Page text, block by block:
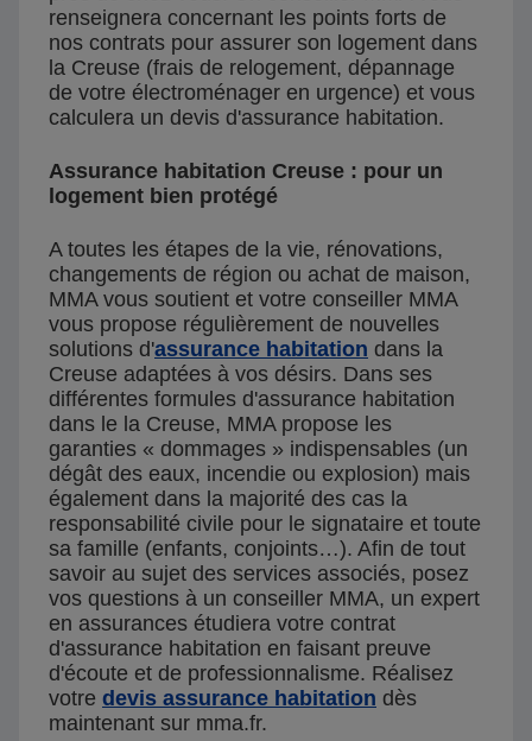
renseignera concernant les points forts de
nos contrats pour assurer son logement dans
la Creuse (frais de relogement, dépannage
de votre électroménager en urgence) et vous
calculera un devis d'assurance habitation.
Assurance habitation Creuse : pour un
logement bien protégé
A toutes les étapes de la vie, rénovations,
changements de région ou achat de maison,
MMA vous soutient et votre conseiller MMA
vous propose régulièrement de nouvelles
solutions d'assurance habitation dans la
Creuse adaptées à vos désirs. Dans ses
différentes formules d'assurance habitation
dans le la Creuse, MMA propose les
garanties « dommages » indispensables (un
dégât des eaux, incendie ou explosion) mais
également dans la majorité des cas la
responsabilité civile pour le signataire et toute
sa famille (enfants, conjoints…). Afin de tout
savoir au sujet des services associés, posez
vos questions à un conseiller MMA, un expert
en assurances étudiera votre contrat
d'assurance habitation en faisant preuve
d'écoute et de professionnalisme. Réalisez
votre devis assurance habitation dès
maintenant sur mma.fr.